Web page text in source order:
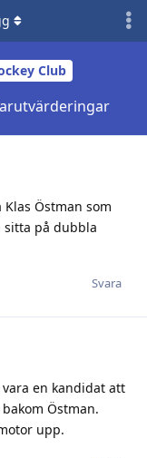
Club
Östman som
sitta på dubbla
Svara
en kandidat att
Östman.
upp.